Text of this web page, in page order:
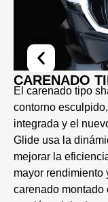
CARENADO
El carenado tipo
contorno
integrada y el
Glide usa la
mejorar la
mayor rendimiento
carenado montado